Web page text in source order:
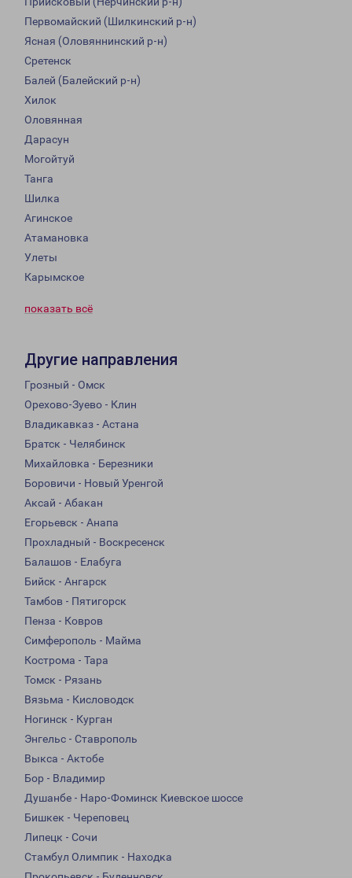
Первомайский (Шилкинский р-н)
Ясная (Оловяннинский р-н)
Сретенск
Балей (Балейский р-н)
Хилок
Оловянная
Дарасун
Могойтуй
Танга
Шилка
Агинское
Атамановка
Улеты
Карымское
показать всё
Другие направления
Грозный - Омск
Орехово-Зуево - Клин
Владикавказ - Астана
Братск - Челябинск
Михайловка - Березники
Боровичи - Новый Уренгой
Аксай - Абакан
Егорьевск - Анапа
Прохладный - Воскресенск
Балашов - Елабуга
Бийск - Ангарск
Тамбов - Пятигорск
Пенза - Ковров
Симферополь - Майма
Кострома - Тара
Томск - Рязань
Вязьма - Кисловодск
Ногинск - Курган
Энгельс - Ставрополь
Выкса - Актобе
Бор - Владимир
Душанбе - Наро-Фоминск Киевское шоссе
Бишкек - Череповец
Липецк - Сочи
Стамбул Олимпик - Находка